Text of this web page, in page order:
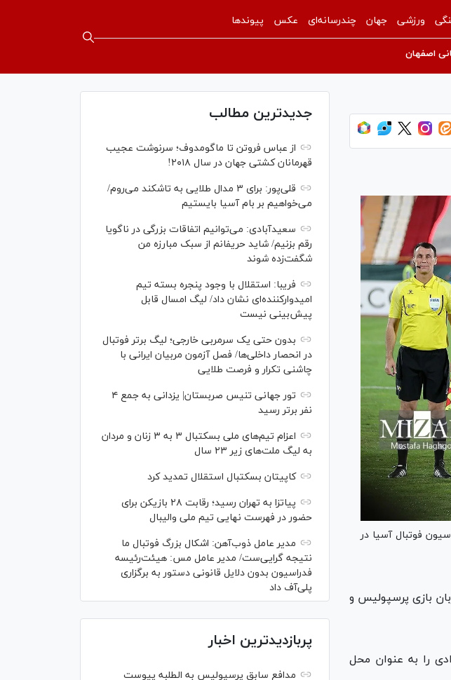
ورزشی جهان چندرسانه‌ای عکس پیوندها
اصفهان
فوتبال آسیا در
بازی پرسپولیس و
را به عنوان محل
جدیدترین مطالب
از عباس فروتن تا ماگومدوف؛ سرنوشت عجیب
قهرمانان کشتی جهان در سال ۲۰۱۸!
قلی‌پور: برای ۳ مدال طلایی به تاشکند می‌روم/
می‌خواهیم بر بام آسیا بایستیم
سعیدآبادی: می‌توانیم اتفاقات بزرگی در ناگویا
رقم بزنیم/ شاید حریفانم از سبک مبارزه من
شگفت‌زده شوند
فریبا: استقلال با وجود پنجره بسته تیم
امیدوارکننده‌ای نشان داد/ لیگ امسال قابل
پیش‌بینی نیست
بدون حتی یک سرمربی خارجی؛ لیگ برتر فوتبال
در انحصار داخلی‌ها/ فصل آزمون مربیان ایرانی با
چاشنی تکرار و فرصت طلایی
تور جهانی تنیس صربستان| یزدانی به جمع ۴
نفر برتر رسید
اعزام تیم‌های ملی بسکتبال ۳ به ۳ زنان و مردان
به لیگ ملت‌های زیر ۲۳ سال
کاپیتان بسکتبال استقلال تمدید کرد
پیاتزا به تهران رسید؛ رقابت ۲۸ بازیکن برای
حضور در فهرست نهایی تیم ملی والیبال
مدیر عامل ذوب‌آهن: اشکال بزرگ فوتبال ما
نتیجه گرایی‌ست/ مدیر عامل مس: هیئت‌رئیسه
فدراسیون بدون دلایل قانونی دستور به برگزاری
پلی‌آف داد
پربازدیدترین اخبار
مدافع سابق پرسپولیس به الطلبه پیوست